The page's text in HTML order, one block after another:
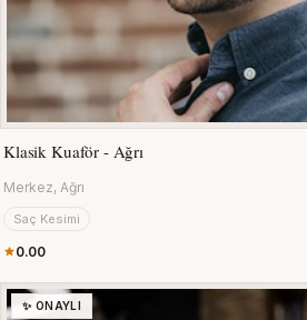
Klasik Kuaför - Ağrı
Merkez, Ağrı
Saç Kesimi
0.00
✨ ONAYLI